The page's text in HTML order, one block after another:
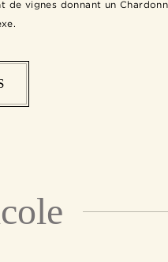
de vignes donnant un